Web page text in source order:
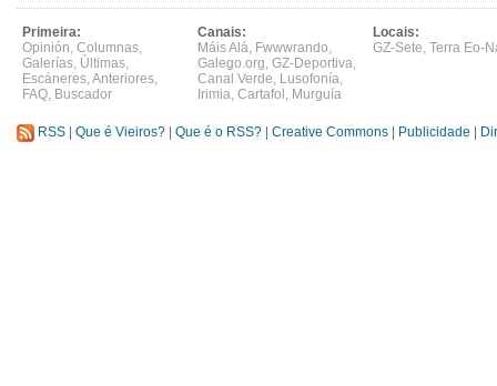
Primeira:
Opinión, Columnas,
Galerías, Últimas,
Escáneres,Anteriores,
FAQ, Buscador
Canais:
Máis Alá, Fwwwrando,
Galego.org, GZ-Deportiva,
Canal Verde, Lusofonía,
Irimia, Cartafol , Murguía
Locais:
GZ-Sete, Terra Eo-
RSS Que é Vieiros? Que é o RSS? Creative Commons Publicidade